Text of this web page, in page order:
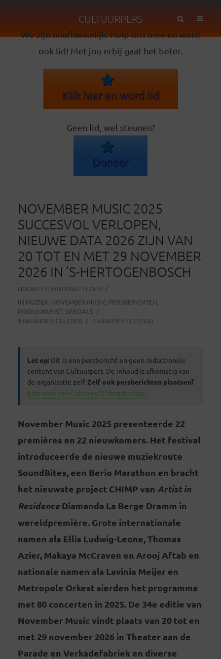
CULTUURPERS
We zijn onafhankelijk. Help ons mee en word
ook lid! Met jou erbij gaat het beter.
Klik hier en word lid
Geen lid, wel steunen?
Doneer
NOVEMBER MUSIC 2025
SUCCESVOL VERLOPEN,
NIEUWE DATA 2026 ZIJN VAN
20 TOT EN MET 29 NOVEMBER
2026 IN ’S-HERTOGENBOSCH
DOOR EEN VAN ONZE LEDEN
IN MUZIEK, NOVEMBER MUSIC, PERSBERICHTEN,
PODIUMKUNST, SPECIALS
9 MAANDEN GELEDEN
3 MINUTEN LEESTIJD
Let op:Dit is een persbericht en geen redactionele
content van Cultuurpers. De inhoud is afkomstig van
de organisatie zelf. Zelf ook persberichten plaatsen?
Kies voor een Cultureel Lidmaatschap.
November Music 2025 presenteerde 22
premières en 22 nieuwkomers. Het festival
introduceerde de nieuwe muziekroute
SoundBites, een Berio Marathon en bracht
het nieuwste project CHIMP van Artist in
ResidenceDiamanda La Berge Dramm in
wereldpremière. Grote internationale
namen als Ellis Ludwig-Leone, Thomas
Azier, Makaya McCraven en Arooj Aftab en
nationale namen als Lavinia Meijer en
Metropole Orkest sierden het programma
met 80 concerten in 2025. De 34e editie van
November Music vindt plaats van 20 tot en
met 29 november 2026 in Theater aan de
Parade en Verkadefabriek en diverse